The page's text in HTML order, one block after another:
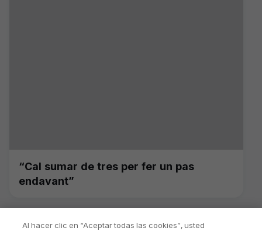
“Cal sumar de tres per fer un pas
endavant”
Al hacer clic en “Aceptar todas las cookies”, usted